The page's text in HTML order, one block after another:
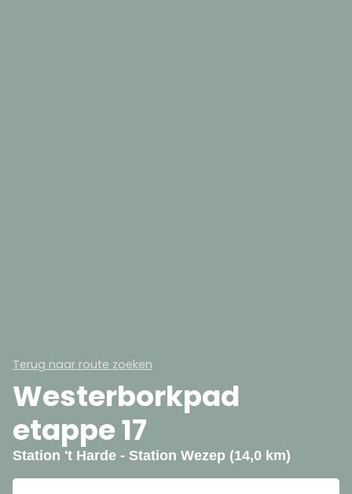
Terug naar route zoeken
Westerborkpad
etappe 17
Station 't Harde - Station Wezep (14,0 km)